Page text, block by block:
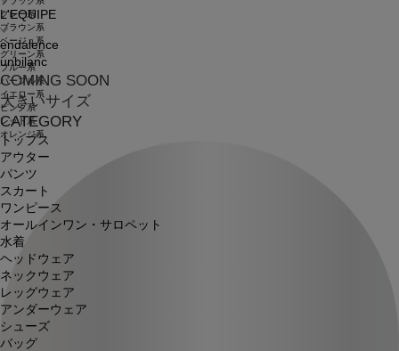
L'EQUIPE
endalence
unbilanc
COMING SOON
大きいサイズ
CATEGORY
トップス
アウター
パンツ
スカート
ワンピース
オールインワン・サロペット
水着
ヘッドウェア
ネックウェア
レッグウェア
アンダーウェア
シューズ
バッグ
グレー系
ブラウン系
ベージュ系
グリーン系
ブルー系
パープル系
イエロー系
ピンク系
レッド系
オレンジ系